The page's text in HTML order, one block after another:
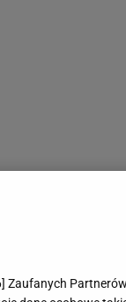
] Zaufanych Partnerów